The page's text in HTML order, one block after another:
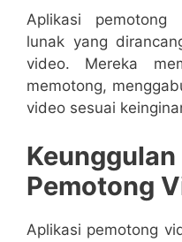
Aplikasi pemotong
lunak yang
video. Mereka
memotong,
video sesuai
Pemotong
Aplikasi pemotong